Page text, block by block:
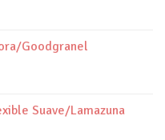
Goodgranel
Suave/Lamazuna